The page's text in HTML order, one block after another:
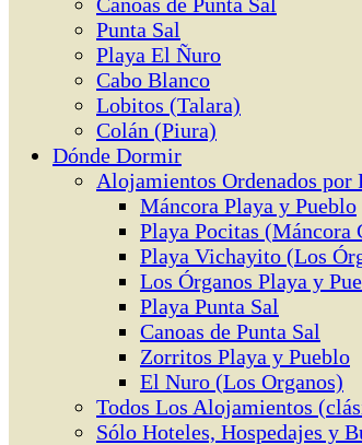
Canoas de Punta Sal
Punta Sal
Playa El Ñuro
Cabo Blanco
Lobitos (Talara)
Colán (Piura)
Dónde Dormir
Alojamientos Ordenados por
Máncora Playa y Pueblo
Playa Pocitas (Máncora
Playa Vichayito (Los
Los Órganos Playa y
Playa Punta Sal
Canoas de Punta Sal
Zorritos Playa y Pueblo
El Nuro (Los Organos)
Todos Los Alojamientos
Sólo Hoteles, Hospedajes y